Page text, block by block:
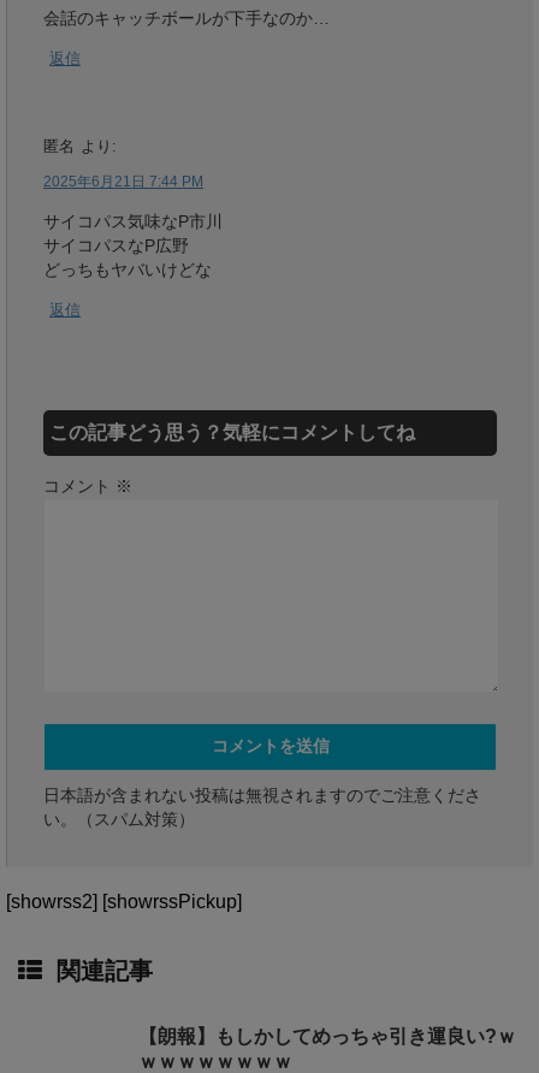
会話のキャッチボールが下手なのか…
返信
匿名 より:
2025年6月21日 7:44 PM
サイコパス気味なP市川
サイコパスなP広野
どっちもヤバいけどな
返信
この記事どう思う？気軽にコメントしてね
コメント ※
日本語が含まれない投稿は無視されますのでご注意くださ
い。（スパム対策）
[showrss2] [showrssPickup]
関連記事
【朗報】もしかしてめっちゃ引き運良い?ｗ
ｗｗｗｗｗｗｗｗ